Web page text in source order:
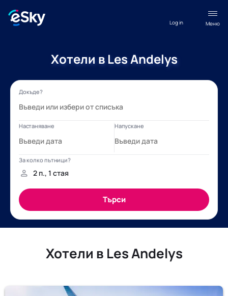
Меню
Log in
Хотели в Les Andelys
Хотели в Les Andelys